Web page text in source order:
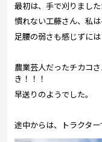
最初は、手で刈りまし
慣れない工藤さん、私
足腰の弱さも感じずには
農業芸人だったチカコ
き！！！
早送りのようでした。
途中からは、トラクター